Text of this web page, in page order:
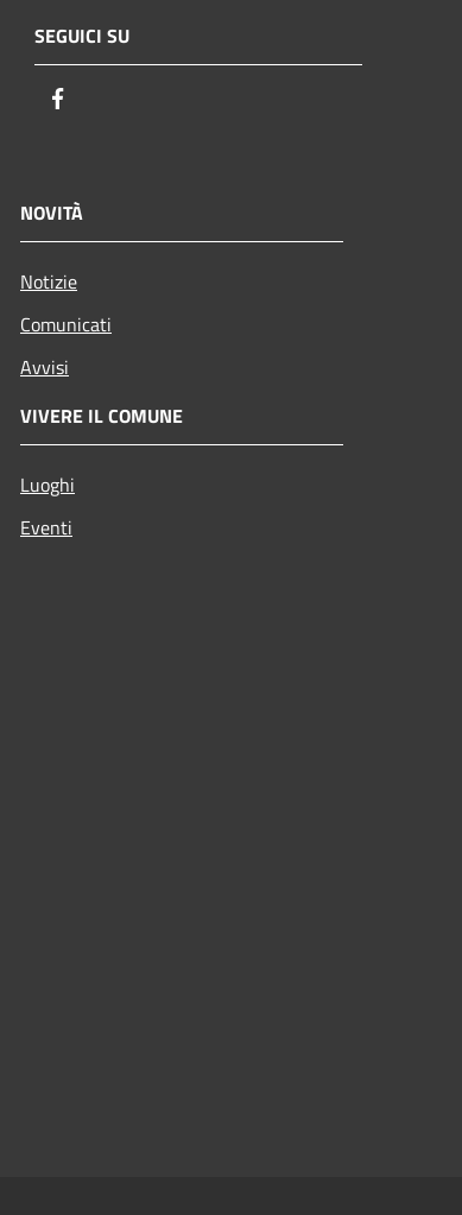
SEGUICI SU
NOVITÀ
Notizie
Comunicati
Avvisi
VIVERE IL COMUNE
Luoghi
Eventi